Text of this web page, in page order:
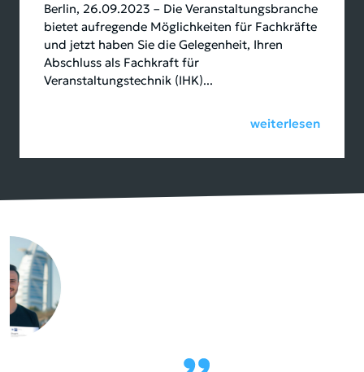
Berlin, 26.09.2023 – Die Veranstaltungsbranche
bietet aufregende Möglichkeiten für Fachkräfte
und jetzt haben Sie die Gelegenheit, Ihren
Abschluss als Fachkraft für
Veranstaltungstechnik (IHK)...
weiterlesen